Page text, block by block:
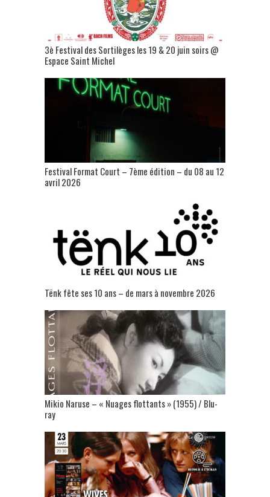
3è Festival des Sortilèges les 19 & 20 juin soirs @
Espace Saint Michel
Festival Format Court – 7ème édition – du 08 au 12
avril 2026
Tënk fête ses 10 ans – de mars à novembre 2026
Mikio Naruse – « Nuages flottants » (1955) / Blu-
ray